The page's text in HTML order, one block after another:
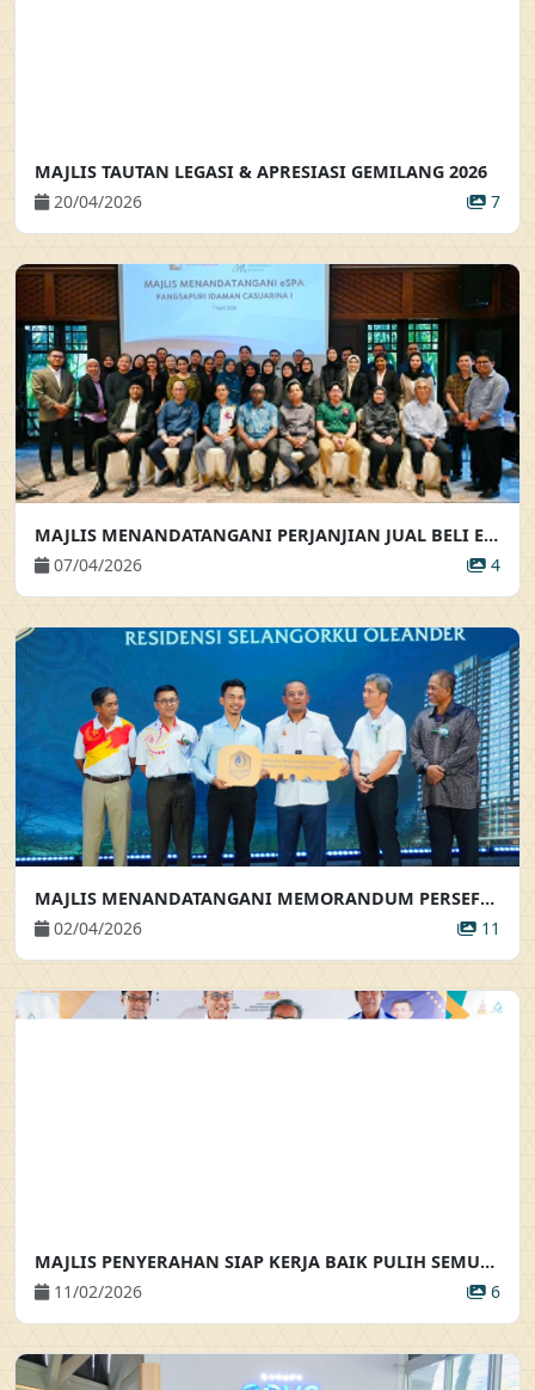
MAJLIS TAUTAN LEGASI & APRESIASI GEMILANG 2026
20/04/2026
7
MAJLIS MENANDATANGANI PERJANJIAN JUAL BELI ELEKTRONIK BAGI PROJEK PANGSAPURI IDAMAN CASUARINA 1 MAJLIS MENANDATANGANI PERJANJIAN JUAL BELI ELEKTRONIK (EPJB) BAGI PEMBELIAN SECARA EN-BLOC PROJEK PANGSAPURI IDAMAN CASUARINA 1
07/04/2026
4
MAJLIS MENANDATANGANI MEMORANDUM PERSEFAHAMAN & SIMBOLIK PENYERAHAN KUNCI PROJEK SELANGORKU OLEANDER MAJLIS MENANDATANGANI MEMORANDUM PERSEFAHAMAN & SIMBOLIK PENYERAHAN KUNCI PROJEK SELANGORKU OLEANDER
02/04/2026
11
MAJLIS PENYERAHAN SIAP KERJA BAIK PULIH SEMULA PENDAWAIAN ELEKTRIK DAN PENYERAHAN BAKUL MAKANAN
11/02/2026
6